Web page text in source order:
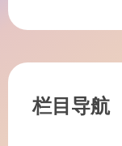
栏目导航